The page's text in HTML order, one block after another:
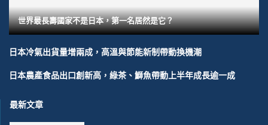
世界最長壽國家不是日本，第一名居然是它？
日本冷氣出貨量增兩成，高溫與節能新制帶動換機潮
日本農產食品出口創新高，綠茶、鰤魚帶動上半年成長逾一成
最新文章